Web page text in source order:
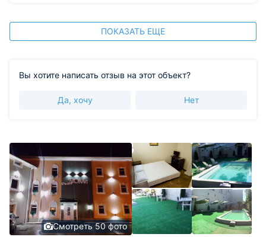
ПОКАЗАТЬ ЕЩЕ
Вы хотите написать отзыв на этот объект?
Да, хочу Нет
Смотреть 50 фото